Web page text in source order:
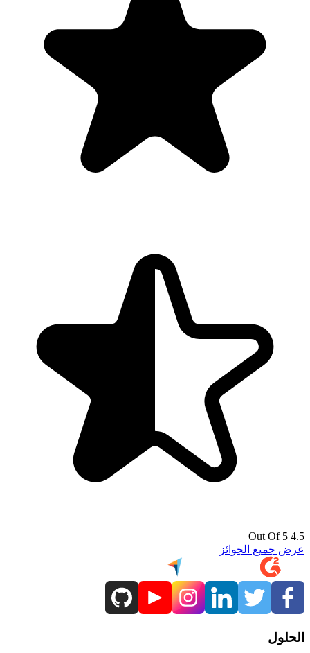
4.5 Out Of 5
عرض جميع الجوائز
الحلول